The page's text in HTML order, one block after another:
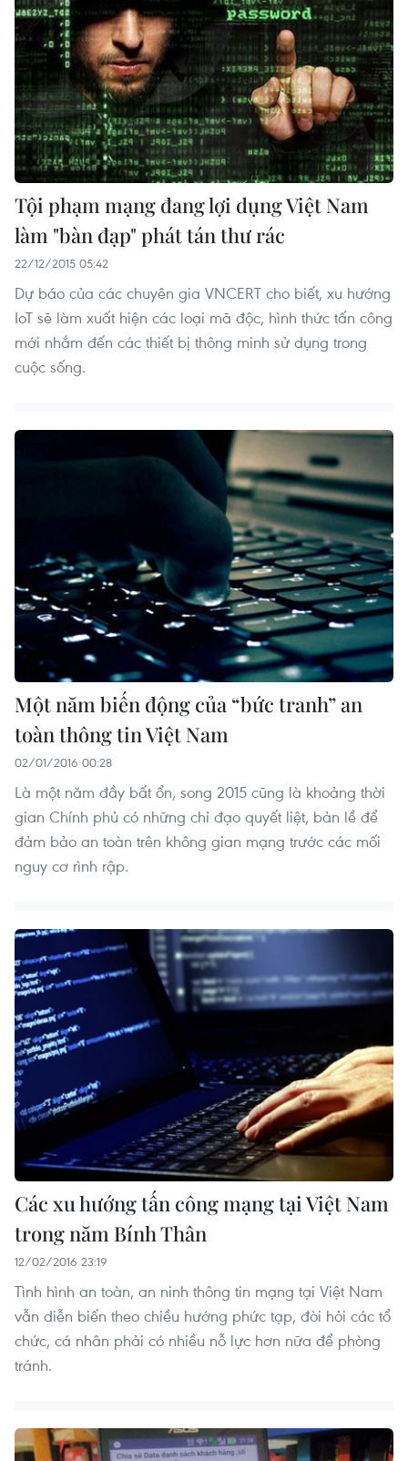
Tội phạm mạng đang lợi dụng Việt Nam
làm "bàn đạp" phát tán thư rác
22/12/2015 05:42
Dự báo của các chuyên gia VNCERT cho biết, xu hướng
IoT sẽ làm xuất hiện các loại mã độc, hình thức tấn công
mới nhắm đến các thiết bị thông minh sử dụng trong
cuộc sống.
Một năm biến động của “bức tranh” an
toàn thông tin Việt Nam
02/01/2016 00:28
Là một năm đầy bất ổn, song 2015 cũng là khoảng thời
gian Chính phủ có những chỉ đạo quyết liệt, bản lề để
đảm bảo an toàn trên không gian mạng trước các mối
nguy cơ rình rập.
Các xu hướng tấn công mạng tại Việt Nam
trong năm Bính Thân
12/02/2016 23:19
Tình hình an toàn, an ninh thông tin mạng tại Việt Nam
vẫn diễn biến theo chiều hướng phức tạp, đòi hỏi các tổ
chức, cá nhân phải có nhiều nỗ lực hơn nữa để phòng
tránh.